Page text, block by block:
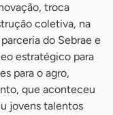
troca
coletiva, na
do Sebrae e
estratégico para
para o agro,
que aconteceu
jovens talentos